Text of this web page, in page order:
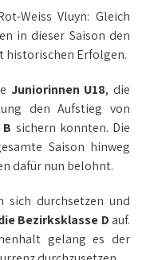
Weiss Vluyn: Gleich
in dieser Saison den
historischen Erfolgen.
Juniorinnen U18, die
den Aufstieg von
sichern konnten. Die
Saison hinweg
dafür nun belohnt.
sich durchsetzen und
Bezirksklasse Dauf.
gelang es der